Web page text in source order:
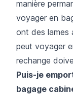
manière
voyager en
ont des lames
peut voyager
rechange
Puis-je
bagage